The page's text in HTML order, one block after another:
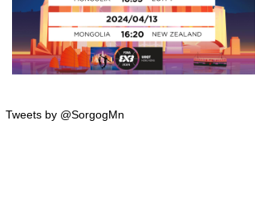
Tweets by @SorgogMn